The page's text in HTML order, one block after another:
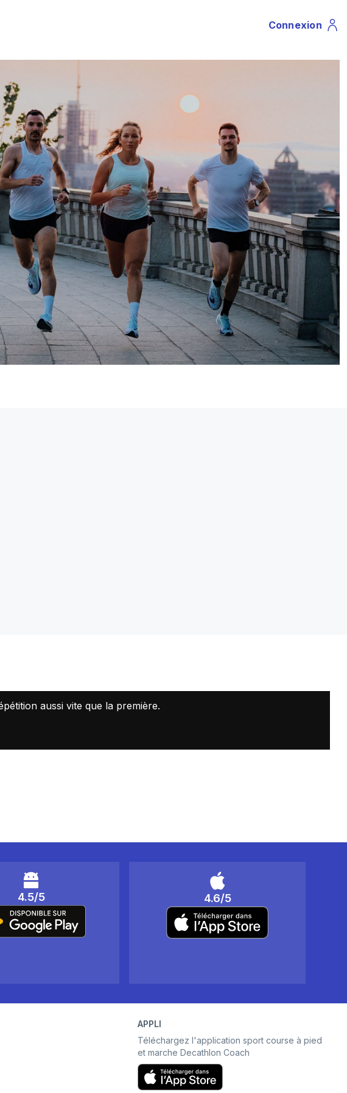
Profile
Connexion
aussi vite que la première.
4.5/5 4.6/5
APPLI
Téléchargez l'application sport course à pied
et marche Decathlon Coach